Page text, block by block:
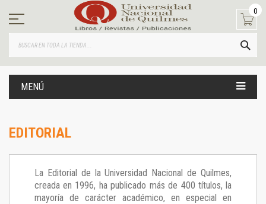
contenido
0
MENÚ
EDITORIAL
La Editorial de la Universidad Nacional de Quilmes,
creada en 1996, ha publicado más de 400 títulos, la
mayoría de carácter académico, en especial en